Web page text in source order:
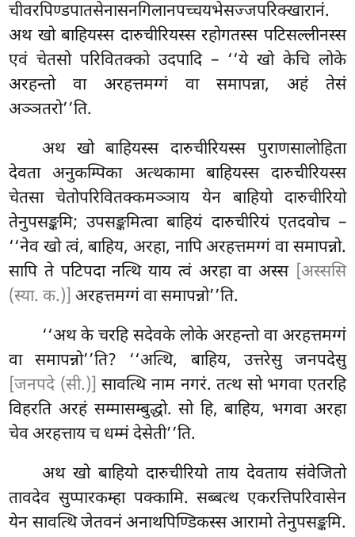
चीवरपिण्डपातसेनासनगिलानपच्चयभेसज्जपरिक्खारानं.
अथ खो बाहियस्स दारुचीरियस्स रहोगतस्स पटिसल्लीनस्स
एवं चेतसो परिवितक्को उदपादि – ‘‘ये खो केचि लोके
अरहन्तो वा अरहत्तमग्गं वा समापन्ना, अहं तेसं
अञ्ञतरो’’ति.
अथ खोबाहियस्स दारुचीरियस्स पुराणसालोहिता
देवता अनुकम्पिका अत्थकामा बाहियस्स दारुचीरियस्स
चेतसा चेतोपरिवितक्कमञ्ञाय येन बाहियो दारुचीरियो
तेनुपसङ्कमि; उपसङ्कमित्वा बाहियं दारुचीरियं एतदवोच –
‘‘नेव खो त्वं, बाहिय, अरहा, नापि अरहत्तमग्गं वा समापन्नो.
सापि ते पटिपदा नत्थि याय त्वं अरहा वा अस्स [अस्ससि
(स्या. क.)] अरहत्तमग्गं वा समापन्नो’’ति.
‘‘अथ के चरहि सदेवके लोके अरहन्तो वा अरहत्तमग्गं
वा समापन्नो’’ति? ‘‘अत्थि, बाहिय, उत्तरेसु जनपदेसु
[जनपदे (सी.)] सावत्थि नाम नगरं. तत्थ सो भगवा एतरहि
विहरति अरहं सम्मासम्बुद्धो. सो हि, बाहिय, भगवा अरहा
चेव अरहत्ताय च धम्मं देसेती’’ति.
अथ खो बाहियो दारुचीरियो ताय देवताय संवेजितो
तावदेव सुप्पारकम्हा पक्कामि. सब्बत्थ एकरत्तिपरिवासेन
येन सावत्थि जेतवनं अनाथपिण्डिकस्स आरामो तेनुपसङ्कमि.